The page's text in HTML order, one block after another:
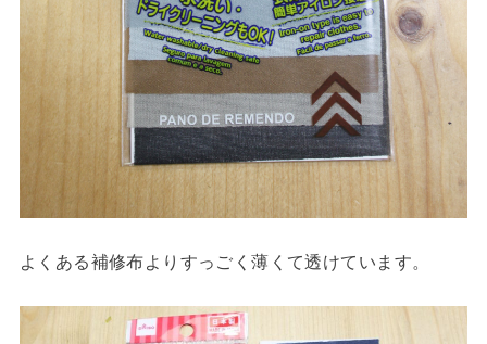
よくある補修布よりすっごく薄くて透けています。